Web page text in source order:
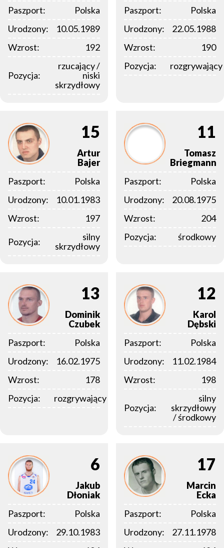
Paszport:
Polska
Urodzony:
10.05.1989
Wzrost:
192
Pozycja:
rzucający /
niski
skrzydłowy
Paszport:
Polska
Urodzony:
22.05.1988
Wzrost:
190
Pozycja:
rozgrywający
15
Artur
Bajer
Paszport:
Polska
Urodzony:
10.01.1983
Wzrost:
197
Pozycja:
silny
skrzydłowy
11
Tomasz
Briegmann
Paszport:
Polska
Urodzony:
20.08.1975
Wzrost:
204
Pozycja:
środkowy
13
Dominik
Czubek
Paszport:
Polska
Urodzony:
16.02.1975
Wzrost:
178
Pozycja:
rozgrywający
12
Karol
Dębski
Paszport:
Polska
Urodzony:
11.02.1984
Wzrost:
198
Pozycja:
silny
skrzydłowy
/ środkowy
6
Jakub
Dłoniak
Paszport:
Polska
Urodzony:
29.10.1983
17
Marcin
Ecka
Paszport:
Polska
Urodzony:
27.11.1978